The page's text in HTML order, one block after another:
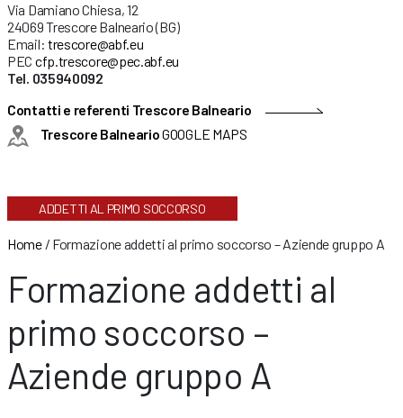
Via Damiano Chiesa, 12
24069 Trescore Balneario (BG)
Email: trescore@abf.eu
PEC cfp.trescore@pec.abf.eu
Tel. 035940092
Contatti e referenti Trescore Balneario
Trescore BalnearioGOOGLE MAPS
ADDETTI AL PRIMO SOCCORSO
Home/ Formazione addetti al primo soccorso – Aziende gruppo A
Formazione addetti al
primo soccorso –
Aziende gruppo A